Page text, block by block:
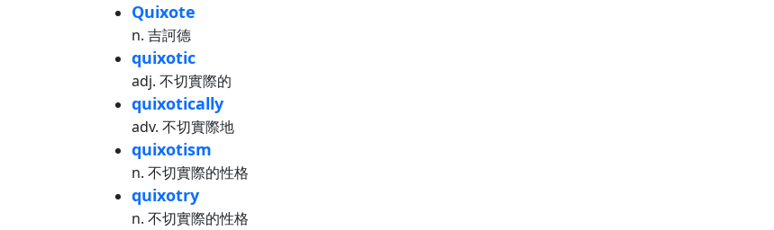
Quixote
n. 吉訶德
quixotic
adj. 不切實際的
quixotically
adv. 不切實際地
quixotism
n. 不切實際的性格
quixotry
n. 不切實際的性格